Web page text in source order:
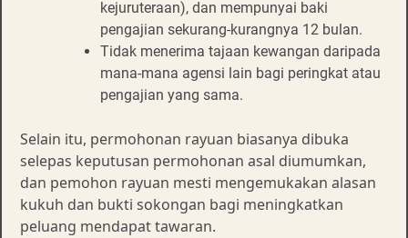
kejuruteraan), dan mempunyai baki
pengajian sekurang-kurangnya 12 bulan.
Tidak menerima tajaan kewangan daripada
mana-mana agensi lain bagi peringkat atau
pengajian yang sama.
Selain itu, permohonan rayuan biasanya dibuka
selepas keputusan permohonan asal diumumkan,
dan pemohon rayuan mesti mengemukakan alasan
kukuh dan bukti sokongan bagi meningkatkan
peluang mendapat tawaran.